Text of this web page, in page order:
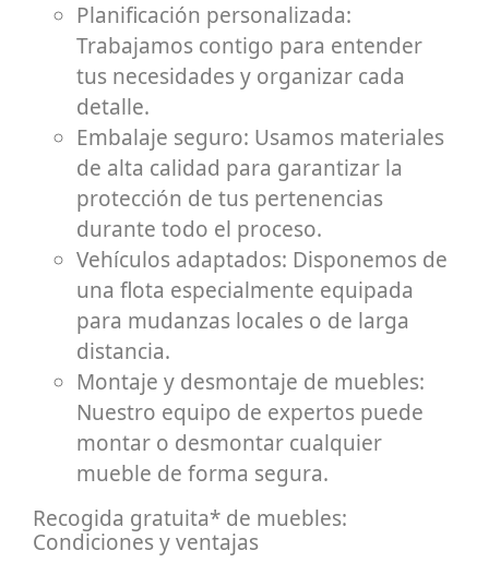
Planificación personalizada:
Trabajamos contigo para entender
tus necesidades y organizar cada
detalle.
Embalaje seguro: Usamos materiales
de alta calidad para garantizar la
protección de tus pertenencias
durante todo el proceso.
Vehículos adaptados: Disponemos de
una flota especialmente equipada
para mudanzas locales o de larga
distancia.
Montaje y desmontaje de muebles:
Nuestro equipo de expertos puede
montar o desmontar cualquier
mueble de forma segura.
Recogida gratuita* de muebles:
Condiciones y ventajas